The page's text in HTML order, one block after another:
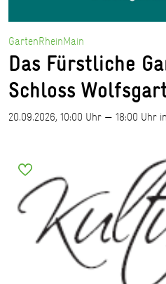
GartenRheinMain
Das Fürstliche
Schloss
20.09.2026, 10:00 Uhr — 18:00 Uhr